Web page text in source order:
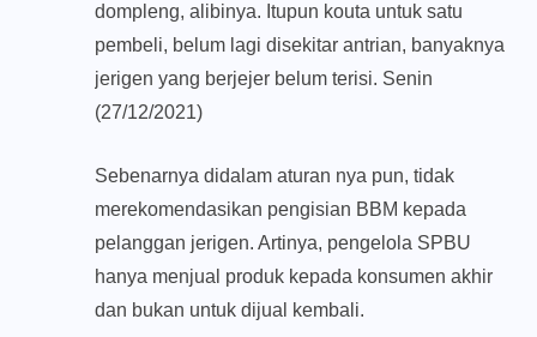
dompleng, alibinya. Itupun kouta untuk satu
pembeli, belum lagi disekitar antrian, banyaknya
jerigen yang berjejer belum terisi. Senin
(27/12/2021)
Sebenarnya didalam aturan nya pun, tidak
merekomendasikan pengisian BBM kepada
pelanggan jerigen. Artinya, pengelola SPBU
hanya menjual produk kepada konsumen akhir
dan bukan untuk dijual kembali.